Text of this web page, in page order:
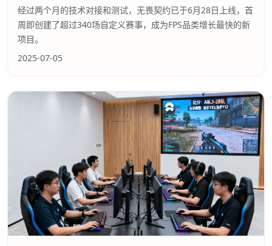
经过两个月的技术对接和测试，无畏契约已于6月28日上线，首
周即创建了超过340场自定义赛事，成为FPS品类增长最快的新
项目。
2025-07-05